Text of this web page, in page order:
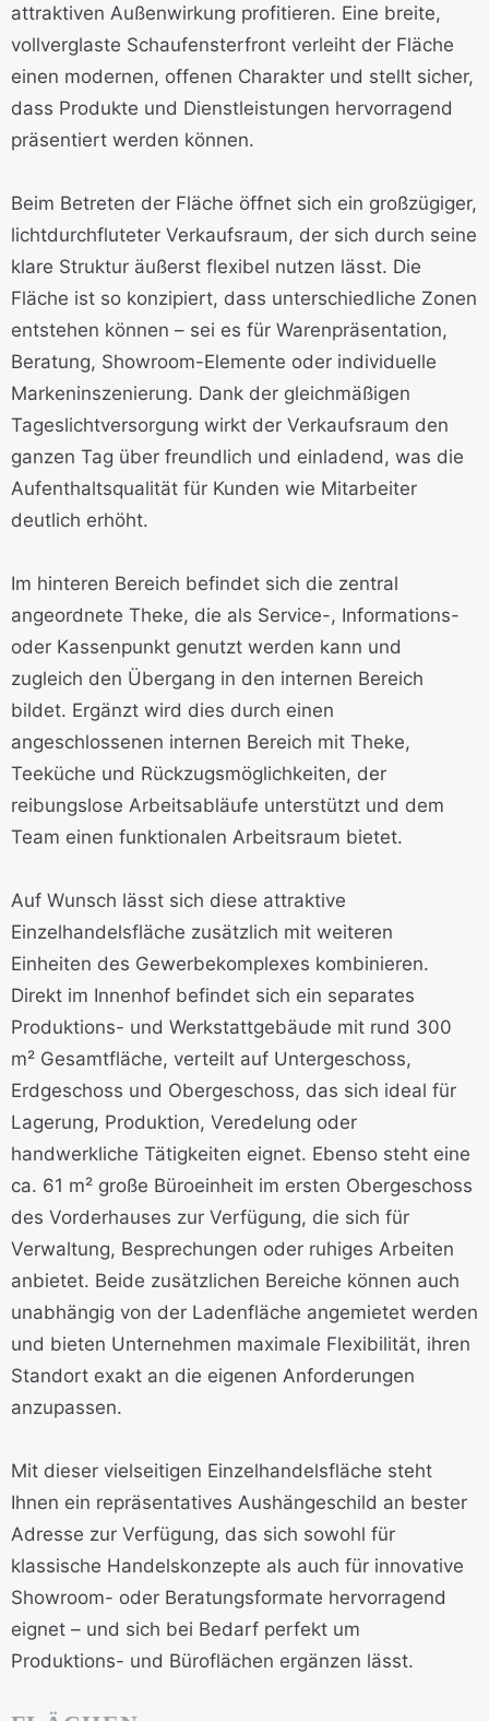
attraktiven Außenwirkung profitieren. Eine breite,
vollverglaste Schaufensterfront verleiht der Fläche
einen modernen, offenen Charakter und stellt sicher,
dass Produkte und Dienstleistungen hervorragend
präsentiert werden können.
Beim Betreten der Fläche öffnet sich ein großzügiger,
lichtdurchfluteter Verkaufsraum, der sich durch seine
klare Struktur äußerst flexibel nutzen lässt. Die
Fläche ist so konzipiert, dass unterschiedliche Zonen
entstehen können – sei es für Warenpräsentation,
Beratung, Showroom-Elemente oder individuelle
Markeninszenierung. Dank der gleichmäßigen
Tageslichtversorgung wirkt der Verkaufsraum den
ganzen Tag über freundlich und einladend, was die
Aufenthaltsqualität für Kunden wie Mitarbeiter
deutlich erhöht.
Im hinteren Bereich befindet sich die zentral
angeordnete Theke, die als Service-, Informations-
oder Kassenpunkt genutzt werden kann und
zugleich den Übergang in den internen Bereich
bildet. Ergänzt wird dies durch einen
angeschlossenen internen Bereich mit Theke,
Teeküche und Rückzugsmöglichkeiten, der
reibungslose Arbeitsabläufe unterstützt und dem
Team einen funktionalen Arbeitsraum bietet.
Auf Wunsch lässt sich diese attraktive
Einzelhandelsfläche zusätzlich mit weiteren
Einheiten des Gewerbekomplexes kombinieren.
Direkt im Innenhof befindet sich ein separates
Produktions- und Werkstattgebäude mit rund 300
m² Gesamtfläche, verteilt auf Untergeschoss,
Erdgeschoss und Obergeschoss, das sich ideal für
Lagerung, Produktion, Veredelung oder
handwerkliche Tätigkeiten eignet. Ebenso steht eine
ca. 61 m² große Büroeinheit im ersten Obergeschoss
des Vorderhauses zur Verfügung, die sich für
Verwaltung, Besprechungen oder ruhiges Arbeiten
anbietet. Beide zusätzlichen Bereiche können auch
unabhängig von der Ladenfläche angemietet werden
und bieten Unternehmen maximale Flexibilität, ihren
Standort exakt an die eigenen Anforderungen
anzupassen.
Mit dieser vielseitigen Einzelhandelsfläche steht
Ihnen ein repräsentatives Aushängeschild an bester
Adresse zur Verfügung, das sich sowohl für
klassische Handelskonzepte als auch für innovative
Showroom- oder Beratungsformate hervorragend
eignet – und sich bei Bedarf perfekt um
Produktions- und Büroflächen ergänzen lässt.